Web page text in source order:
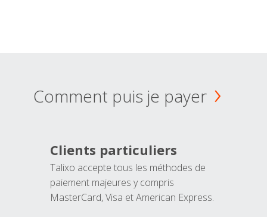
Comment puis je payer
Clients particuliers
Talixo accepte tous les méthodes de
paiement majeures y compris
MasterCard, Visa et American Express.